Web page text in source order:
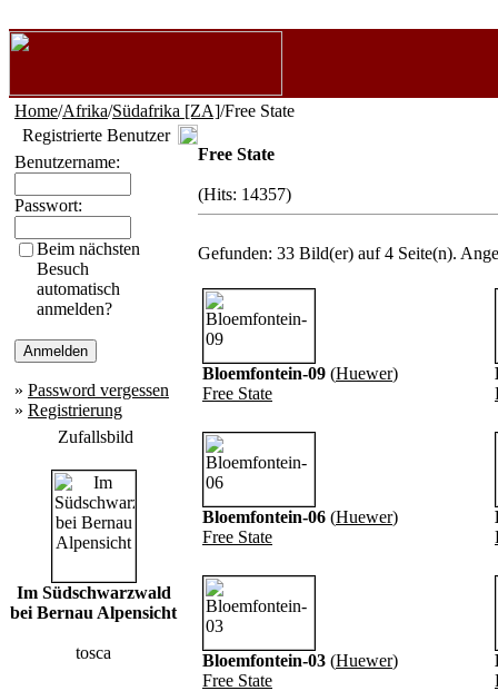
Home/Afrika/Südafrika [ZA]/Free State
Registrierte Benutzer
Benutzername:
Passwort:
Beim nächsten
Besuch
automatisch
anmelden?
» Password vergessen
» Registrierung
Zufallsbild
Im Südschwarzwald
bei Bernau Alpensicht
tosca
Free State
(Hits: 14357)
Gefunden: 33 Bild(er) auf 4 Seite(n).
Bloemfontein-09 (Huewer)
Free State
Bloemfontein-06 (Huewer)
Free State
Bloemfontein-03 (Huewer)
Free State